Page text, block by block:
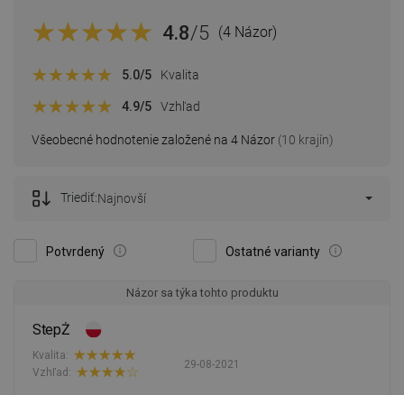
4.8/5 (4 Názor)
Všeobecné hodnotenie založené na 4 Názor (10 krajín)
5.0/5 Kvalita
4.9/5 Vzhľad
Potvrdený Ostatné varianty
Triediť:Najnovší
Názor sa týka tohto produktu
StepŻ
29-08-2021
Kvalita:
Vzhľad: